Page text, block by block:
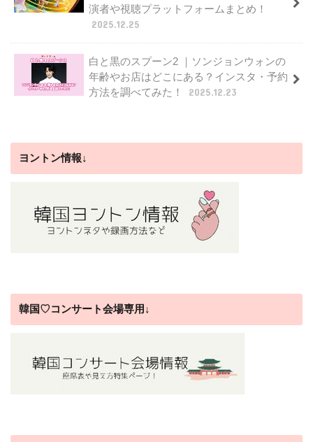
演者や視聴プラットフォームまとめ！
2025.12.25
白と黒のスプーン2 ｜ソンジョンウォンの
年齢やお店はどこにある？インスタ・予約
方法を調べてみた！
2025.12.23
ヨントン情報↓
韓国♡コンサート会場専用↓